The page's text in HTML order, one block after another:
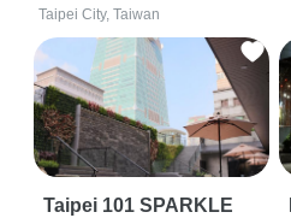
Taipei City, Taiwan
Taipei 101 SPARKLE